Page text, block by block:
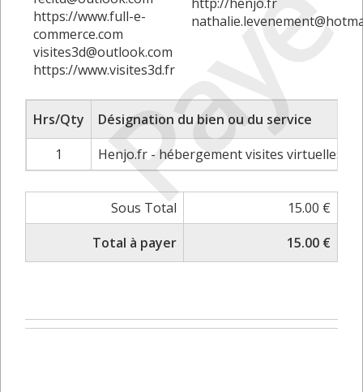
Payé
https://www.full-e-
commerce.com
visites3d@outlook.com
https://www.visites3d.fr
Hrs/Qty
Désignation du bien ou du service
1
Henjo.fr - hébergement visites virtuelles -
Sous Total
15.00 €
Total à payer
15.00 €